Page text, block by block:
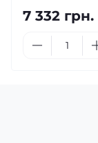
7 332 грн.